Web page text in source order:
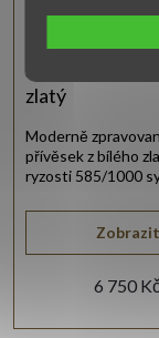
Strom života
zlatý
6 750
Zobrazit
Moderně
přívěsek z bílého
ryzosti 585/1000
zirkony.